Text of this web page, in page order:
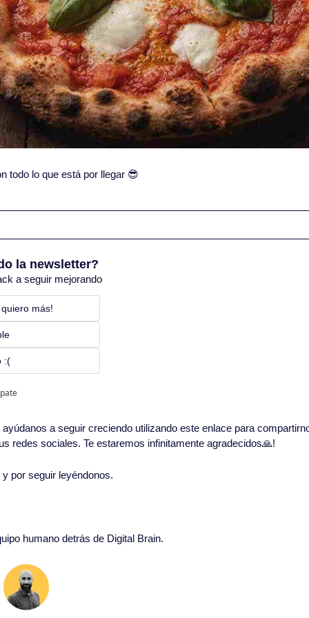
todo lo que está por llegar 😎
la newsletter?
a seguir mejorando
más!
:(
a seguir creciendo utilizando este enlace para
redes sociales. Te estaremos infinitamente agradecidos🙏!
por seguir leyéndonos.
humano detrás de Digital Brain.